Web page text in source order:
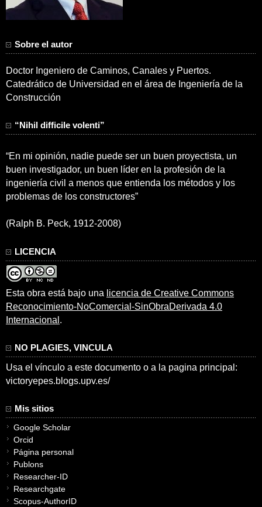
Sobre el autor
Doctor Ingeniero de Caminos, Canales y Puertos.
Catedrático de Universidad en el área de Ingeniería de la
Construcción
“Nihil difficile volenti”
“En mi opinión, nadie puede ser un buen proyectista, un
buen investigador, un buen líder en la profesión de la
ingeniería civil a menos que entienda los métodos y los
problemas de los constructores”
(Ralph B. Peck, 1912-2008)
LICENCIA
Esta obra está bajo una licencia de Creative Commons
Reconocimiento-NoComercial-SinObraDerivada 4.0
Internacional .
NO PLAGIES, VINCULA
Usa el vínculo a este documento o a la pagina principal:
victoryepes.blogs.upv.es/
Mis sitios
Google Scholar
Orcid
Página personal
Publons
Researcher-ID
Researchgate
Scopus-AuthorID